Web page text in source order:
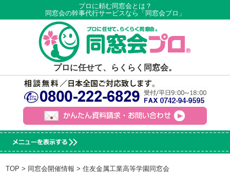
プロに頼む同窓会とは？
同窓会の幹事代行サービスなら「同窓会プロ」
プロに任せて、らくらく同窓会。
TOP > 同窓会開催情報 > 住友金属工業高等学園同窓会